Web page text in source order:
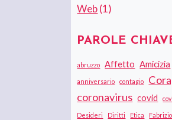
Web(1)
PAROLE
abruzzo Affetto Amicizia
anniversario contagio
coronavirus covid
Desideri Diritti Etica